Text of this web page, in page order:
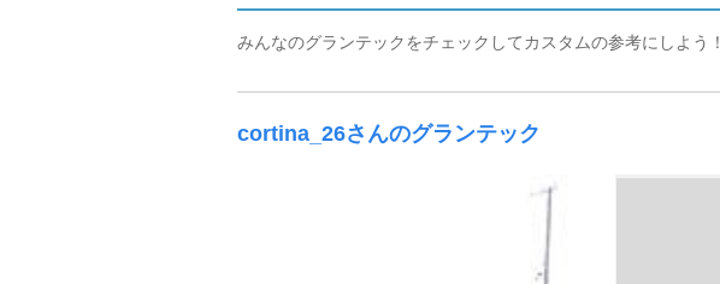
みんなのグランテックをチェックしてカスタムの参考にしよう！
cortina_26さんのグランテック